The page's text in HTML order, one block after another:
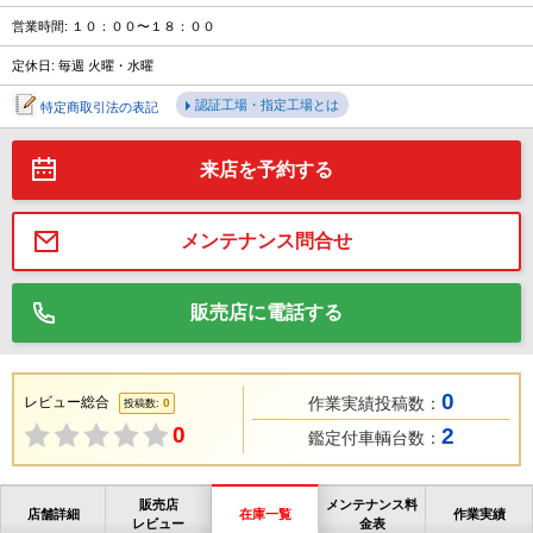
営業時間: １０：００〜１８：００
定休日: 毎週 火曜・水曜
特定商取引法の表記 認証工場・指定工場とは
来店を予約する
メンテナンス問合せ
販売店に電話する
レビュー総合 投稿数: 0
0
作業実績投稿数： 0
鑑定付車輌台数： 2
店舗詳細
販売店
レビュー
在庫一覧
メンテナンス料
金表
作業実績